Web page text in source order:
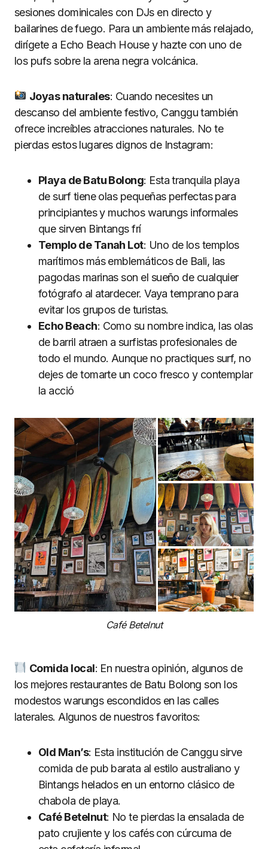
sesiones dominicales con DJs en directo y
bailarines de fuego. Para un ambiente más relajado,
dirígete a Echo Beach House y hazte con uno de
los pufs sobre la arena negra volcánica.
Joyas naturales: Cuando necesites un
descanso del ambiente festivo, Canggu también
ofrece increíbles atracciones naturales. No te
pierdas estos lugares dignos de Instagram:
Playa de Batu Bolong: Esta tranquila playa
de surf tiene olas pequeñas perfectas para
principiantes y muchos warungs informales
que sirven Bintangs frí
Templo de Tanah Lot: Uno de los templos
marítimos más emblemáticos de Bali, las
pagodas marinas son el sueño de cualquier
fotógrafo al atardecer. Vaya temprano para
evitar los grupos de turistas.
Echo Beach: Como su nombre indica, las olas
de barril atraen a surfistas profesionales de
todo el mundo. Aunque no practiques surf, no
dejes de tomarte un coco fresco y contemplar
la acció
Café Betelnut
Comida local: En nuestra opinión, algunos de
los mejores restaurantes de Batu Bolong son los
modestos warungs escondidos en las calles
laterales. Algunos de nuestros favoritos:
Old Man’s: Esta institución de Canggu sirve
comida de pub barata al estilo australiano y
Bintangs helados en un entorno clásico de
chabola de playa.
CaféBetelnut: No te pierdas la ensalada de
pato crujiente y los cafés con cúrcuma de